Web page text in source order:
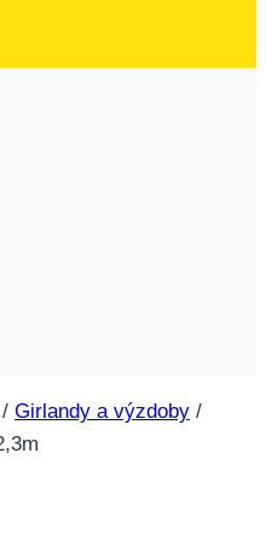
/ Girlandy a výzdoby /